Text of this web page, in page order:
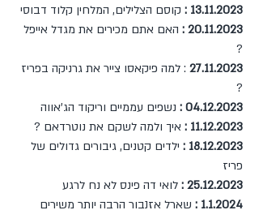
13.11.2023
: קוסם הצלילים, המלחין קלוד דבוסי
20.11.2023
: האם אתם מכירים את מגדל אייפל
?
27.11.2023 : למה פיקאסו צייר את גרניקה בפריז
?
04.12.2023
: נשפים עממיים וריקוד הג'אווה
11.12.2023
: איך ולמה לשקם את נוטרדאם ?
18.12.2023
: ילדים קטנים, גיבורים גדולים של
פריז
25.12.2023
: לואי דה פינס לא נח לרגע
1.1.2024 : שארל אזנבור הרבה יותר משירים